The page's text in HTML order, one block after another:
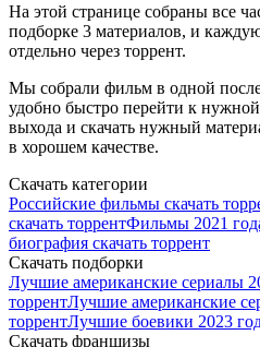
На этой странице собраны все
подборке 3 материалов, и
отдельно через торрент.
Мы собрали фильм в одной
удобно быстро перейти к
выхода и скачать нужный
в хорошем качестве.
Скачать категории
Российские фильмы скачать
скачать торрентФильмы 2021
биография скачать торрент
Скачать подборки
Лучшие американские сериалы
торрентЛучшие американские
торрентЛучшие боевики 2023
Скачать франшизы